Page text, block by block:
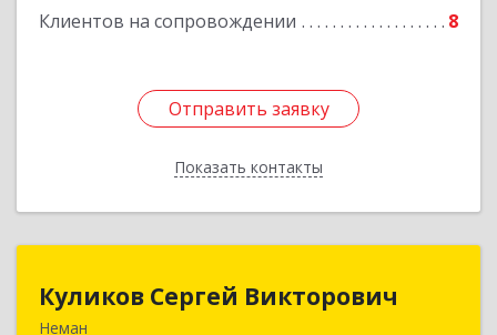
Клиентов на сопровождении 8
Отправить заявку
Показать контакты
Отправить заявку
Назад
Куликов Сергей Викторович
Неман
Куликов Сергей Викторович